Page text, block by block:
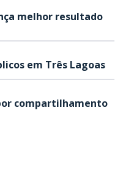
melhor resultado
em Três Lagoas
compartilhamento